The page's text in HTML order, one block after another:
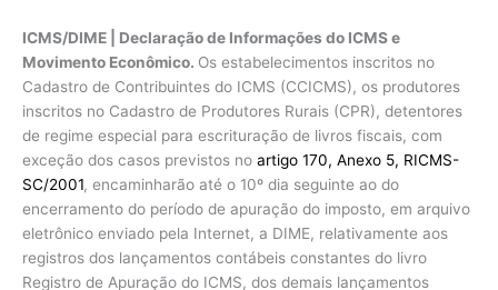
ICMS/DIME | Declaração de Informações do ICMS e
Movimento Econômico. Os estabelecimentos inscritos no
Cadastro de Contribuintes do ICMS (CCICMS), os produtores
inscritos no Cadastro de Produtores Rurais (CPR), detentores
de regime especial para escrituração de livros fiscais, com
exceção dos casos previstos no artigo 170, Anexo 5, RICMS-
SC/2001, encaminharão até o 10º dia seguinte ao do
encerramento do período de apuração do imposto, em arquivo
eletrônico enviado pela Internet, a DIME, relativamente aos
registros dos lançamentos contábeis constantes do livro
Registro de Apuração do ICMS, dos demais lançamentos